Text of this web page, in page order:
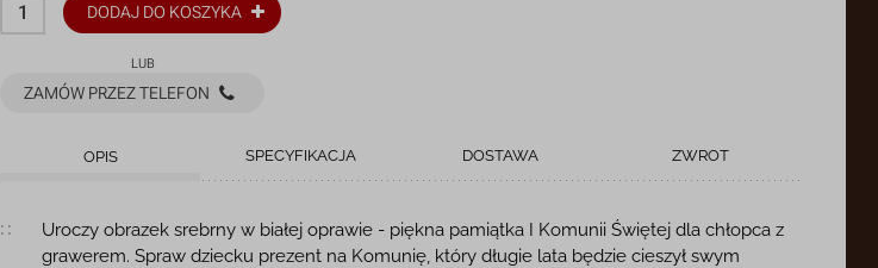
DODAJ DO KOSZYKA
LUB
ZAMÓW PRZEZ TELEFON
OPIS SPECYFIKACJA DOSTAWA ZWROT
Opis produktu
Uroczy obrazek srebrny w białej oprawie - piękna pamiątka I Komunii Świętej dla chłopca z
grawerem. Spraw dziecku prezent na Komunię, który długie lata będzie cieszył swym